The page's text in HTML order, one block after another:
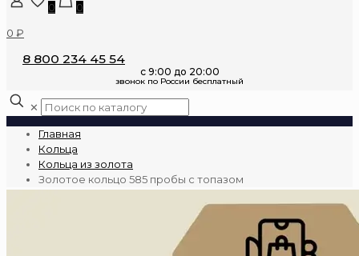
0
0
0 ₽
8 800 234 45 54
✕
Главная
Кольца
Кольца из золота
Золотое кольцо 585 пробы с топазом